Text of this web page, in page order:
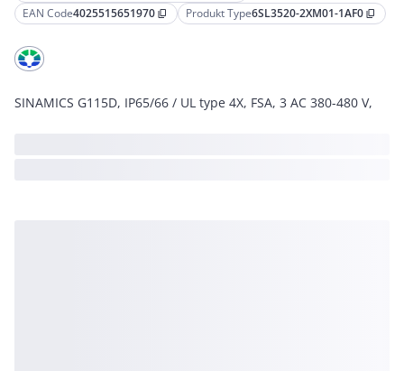
EAN Code4025515651970 content_copy Produkt Type6SL3520-2XM01-1AF0 content_copy
SINAMICS G115D, IP65/66 / UL type 4X, FSA, 3 AC 380-480 V,